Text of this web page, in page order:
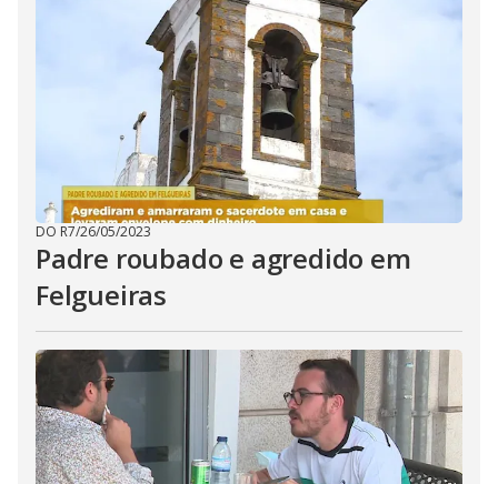
DO R7/26/05/2023
Padre roubado e agredido em
Felgueiras